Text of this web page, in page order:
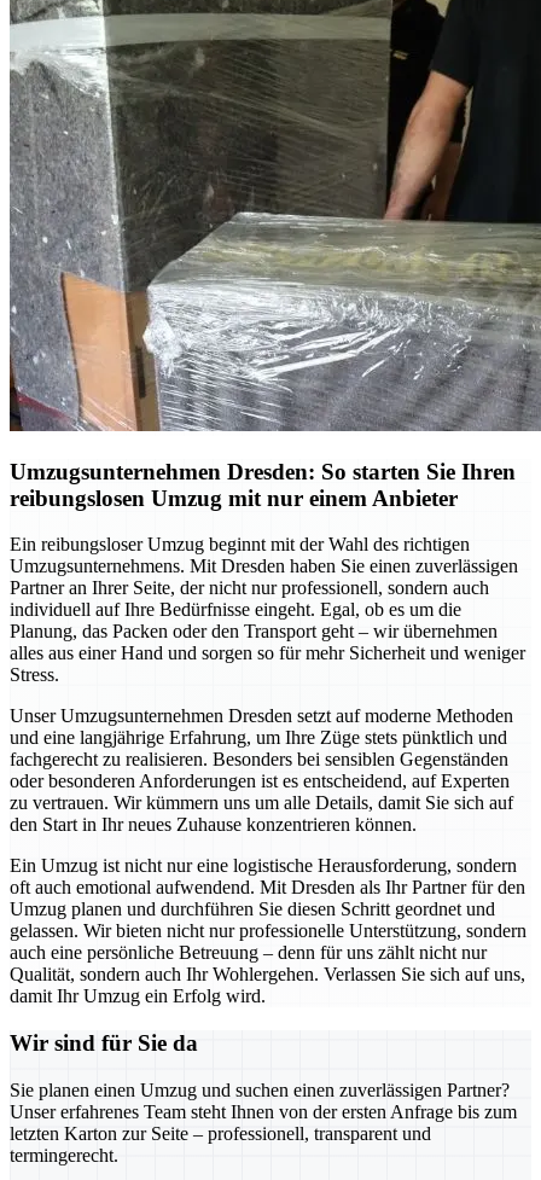
Umzugsunternehmen Dresden: So starten Sie Ihren
reibungslosen Umzug mit nur einem Anbieter
Ein reibungsloser Umzug beginnt mit der Wahl des richtigen
Umzugsunternehmens. Mit Dresden haben Sie einen zuverlässigen
Partner an Ihrer Seite, der nicht nur professionell, sondern auch
individuell auf Ihre Bedürfnisse eingeht. Egal, ob es um die
Planung, das Packen oder den Transport geht – wir übernehmen
alles aus einer Hand und sorgen so für mehr Sicherheit und weniger
Stress.
Unser Umzugsunternehmen Dresden setzt auf moderne Methoden
und eine langjährige Erfahrung, um Ihre Züge stets pünktlich und
fachgerecht zu realisieren. Besonders bei sensiblen Gegenständen
oder besonderen Anforderungen ist es entscheidend, auf Experten
zu vertrauen. Wir kümmern uns um alle Details, damit Sie sich auf
den Start in Ihr neues Zuhause konzentrieren können.
Ein Umzug ist nicht nur eine logistische Herausforderung, sondern
oft auch emotional aufwendend. Mit Dresden als Ihr Partner für den
Umzug planen und durchführen Sie diesen Schritt geordnet und
gelassen. Wir bieten nicht nur professionelle Unterstützung, sondern
auch eine persönliche Betreuung – denn für uns zählt nicht nur
Qualität, sondern auch Ihr Wohlergehen. Verlassen Sie sich auf uns,
damit Ihr Umzug ein Erfolg wird.
Wir sind für Sie da
Sie planen einen Umzug und suchen einen zuverlässigen Partner?
Unser erfahrenes Team steht Ihnen von der ersten Anfrage bis zum
letzten Karton zur Seite – professionell, transparent und
termingerecht.